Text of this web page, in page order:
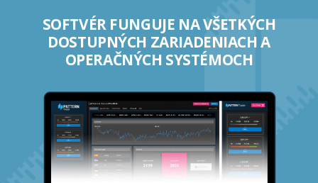
SOFTVÉR FUNGUJE NA VŠETKÝCH
DOSTUPNÝCH ZARIADENIACH A
OPERAČNÝCH SYSTÉMOCH